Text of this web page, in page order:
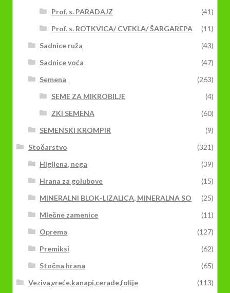
Prof. s. PARADAJZ
(41)
Prof. s. ROTKVICA/ CVEKLA/ ŠARGAREPA
(11)
Sadnice ruža
(43)
Sadnice voća
(47)
Semena
(263)
SEME ZA MIKROBILJE
(4)
ZKI SEMENA
(60)
SEMENSKI KROMPIR
(9)
Stočarstvo
(321)
Higijena, nega
(39)
Hrana za golubove
(15)
MINERALNI BLOK-LIZALICA, MINERALNA SO
(25)
Mlečne zamenice
(11)
Oprema
(127)
Premiksi
(62)
Stočna hrana
(65)
Veziva,vreće,kanapi,cerade,folije
(113)